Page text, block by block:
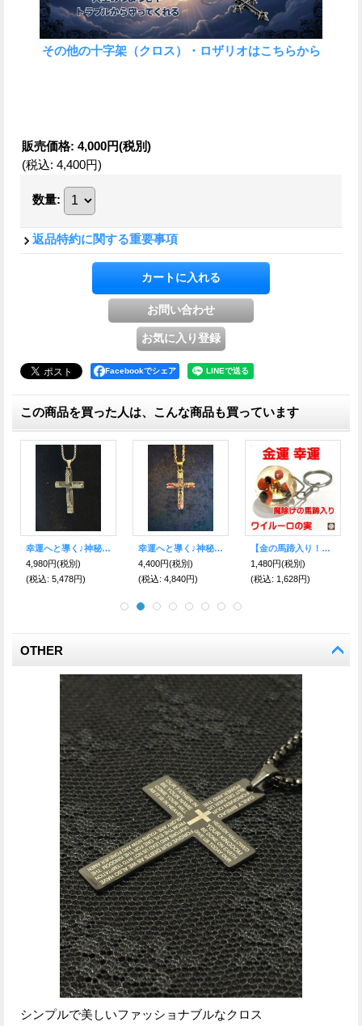
その他の十字架（クロス）・ロザリオはこちらから
販売価格: 4,000円(税別)
(税込: 4,400円)
数量:
返品特約に関する重要事項
Facebookでシェア
この商品を買った人は、こんな商品も買っています
【値下げ】馬蹄ネックレス シルバー +クロス（十字架）付き+
4,200円(税別)
(税込: 4,620円)
全てのバランスを整え、幸運へと導く！7チャクラストーンセット ポーチ付き
3,990円(税別)
(税込: 4,389円)
不運を落とし幸運が降り注ぐ♪下向き馬蹄ネックレス☆シルバー
5,000円(税別)
(税込: 5,500円)
OTHER
シンプルで美しいファッショナブルなクロス